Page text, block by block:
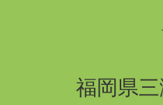
福岡県